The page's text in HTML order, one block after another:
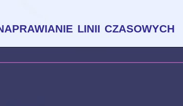
linii czasowych